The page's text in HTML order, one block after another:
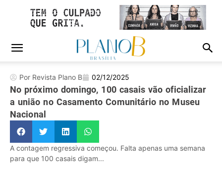
Por Revista Plano B 02/12/2025
No próximo domingo, 100 casais vão oficializar
a união no Casamento Comunitário no Museu
Nacional
A contagem regressiva começou. Falta apenas uma semana
para que 100 casais digam...